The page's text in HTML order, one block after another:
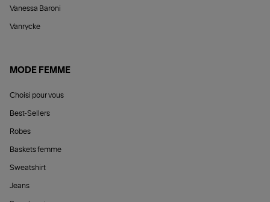
Vanessa Baroni
Vanrycke
MODE FEMME
Choisi pour vous
Best-Sellers
Robes
Baskets femme
Sweatshirt
Jeans